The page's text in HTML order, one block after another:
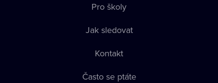
Pro školy
Jak sledovat
Kontakt
Často se ptáte